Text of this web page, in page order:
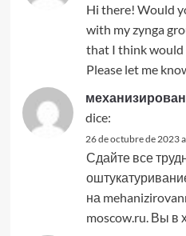
Hi there! Would
with my zynga
that I think would
Please let me
dice:
26 de octubre de 2023
Сдайте все
на
moscow.ru. Вы в